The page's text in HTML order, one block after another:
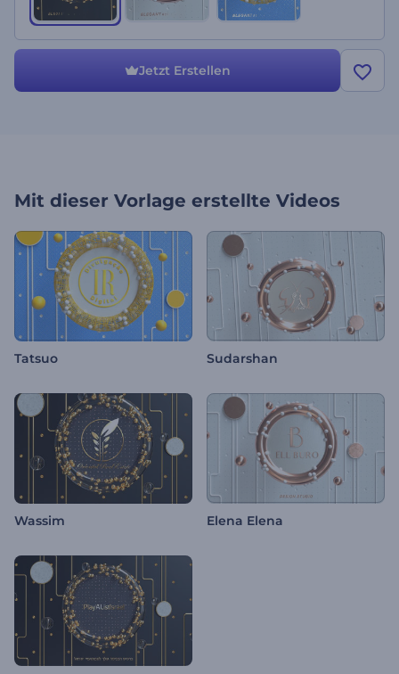
Jetzt Erstellen
Mit dieser Vorlage erstellte Videos
Tatsuo Sudarshan
Wassim Elena Elena